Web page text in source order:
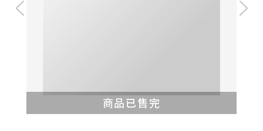
商品已售完